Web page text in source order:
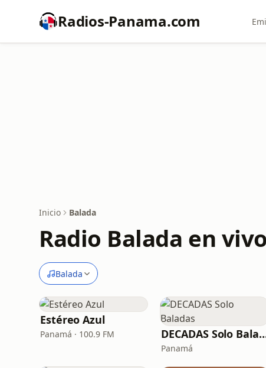
Radios-Panama.com
Inicio Balada
Radio Balada en vivo
Balada
Estéreo Azul
Panamá · 100.9 FM DECADAS
Panamá